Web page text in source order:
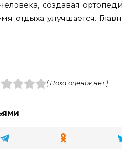
создавая
отдыха улучшается.
( Пока оценок нет )